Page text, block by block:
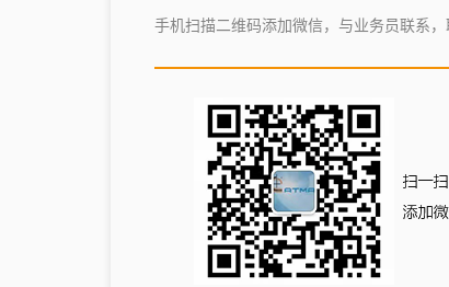
手机扫描二维码添加微信，与业务员联系